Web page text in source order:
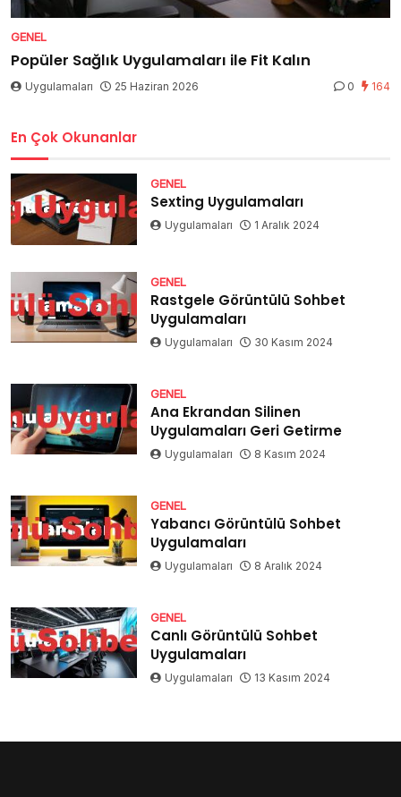
GENEL
Popüler Sağlık Uygulamaları ile Fit Kalın
Uygulamaları 25 Haziran 2026 0 164
En Çok Okunanlar
GENEL
Sexting Uygulamaları
Uygulamaları 1 Aralık 2024
GENEL
Rastgele Görüntülü Sohbet
Uygulamaları
Uygulamaları 30 Kasım 2024
GENEL
Ana Ekrandan Silinen
Uygulamaları Geri Getirme
Uygulamaları 8 Kasım 2024
GENEL
Yabancı Görüntülü Sohbet
Uygulamaları
Uygulamaları 8 Aralık 2024
GENEL
Canlı Görüntülü Sohbet
Uygulamaları
Uygulamaları 13 Kasım 2024